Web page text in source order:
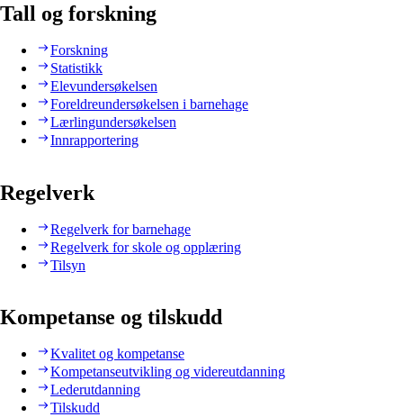
Tall og forskning
Forskning
Statistikk
Elevundersøkelsen
Foreldreundersøkelsen i barnehage
Lærlingundersøkelsen
Innrapportering
Regelverk
Regelverk for barnehage
Regelverk for skole og opplæring
Tilsyn
Kompetanse og tilskudd
Kvalitet og kompetanse
Kompetanseutvikling og videreutdanning
Lederutdanning
Tilskudd